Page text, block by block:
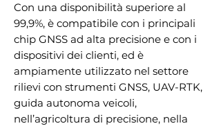
Con una disponibilità superiore al
99,9%, è compatibile con i principali
chip GNSS ad alta precisione e con i
dispositivi dei clienti, ed è
ampiamente utilizzato nel settore
rilievi con strumenti GNSS, UAV-RTK,
guida autonoma veicoli,
nell’agricoltura di precisione, nella